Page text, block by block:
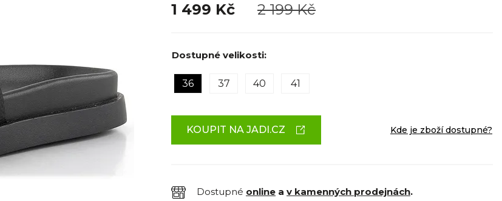
1 499 Kč 2 199 Kč
Dostupné velikosti:
36 37 40 41
KOUPIT NA JADI.CZ Kde je zboží dostupné?
Dostupné online a v kamenných prodejnách.